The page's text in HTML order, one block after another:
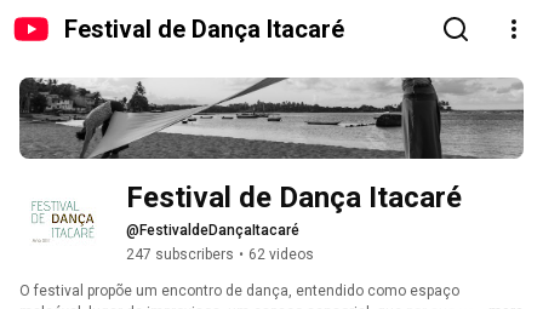
Festival de Dança Itacaré
Festival de Dança Itacaré
@FestivaldeDançaItacaré
247 subscribers • 62 videos
O festival propõe um encontro de dança, entendido como espaço